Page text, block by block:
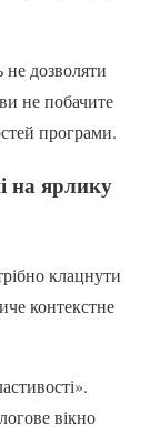
дозволяти
не побачите
програми.
на ярлику
клацнути
контекстне
вікно